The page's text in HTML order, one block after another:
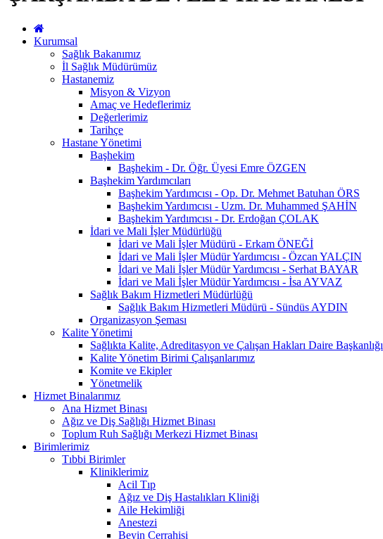
Kurumsal
Sağlık Bakanımız
İl Sağlık Müdürümüz
Hastanemiz
Misyon & Vizyon
Amaç ve Hedeflerimiz
Değerlerimiz
Tarihçe
Hastane Yönetimi
Başhekim
Başhekim - Dr. Öğr. Üyesi Emre ÖZGEN
Başhekim Yardımcıları
Başhekim Yardımcısı - Op. Dr. Mehmet Batuhan ÖRS
Başhekim Yardımcısı - Uzm. Dr. Muhammed ŞAHİN
Başhekim Yardımcısı - Dr. Erdoğan ÇOLAK
İdari ve Mali İşler Müdürlüğü
İdari ve Mali İşler Müdürü - Erkam ÖNEĞİ
İdari ve Mali İşler Müdür Yardımcısı - Özcan YALÇIN
İdari ve Mali İşler Müdür Yardımcısı - Serhat BAYAR
İdari ve Mali İşler Müdür Yardımcısı - İsa AYVAZ
Sağlık Bakım Hizmetleri Müdürlüğü
Sağlık Bakım Hizmetleri Müdürü - Sündüs AYDIN
Organizasyon Şeması
Kalite Yönetimi
Sağlıkta Kalite, Adreditasyon ve Çalışan Hakları Daire Başkanlığı
Kalite Yönetim Birimi Çalışanlarımız
Komite ve Ekipler
Yönetmelik
Hizmet Binalarımız
Ana Hizmet Binası
Ağız ve Diş Sağlığı Hizmet Binası
Toplum Ruh Sağlığı Merkezi Hizmet Binası
Birimlerimiz
Tıbbi Birimler
Kliniklerimiz
Acil Tıp
Ağız ve Diş Hastalıkları Kliniği
Aile Hekimliği
Anestezi
Beyin Cerrahisi